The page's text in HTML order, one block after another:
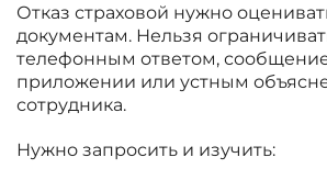
Отказ страховой нужно
документам. Нельзя
телефонным ответом,
приложении или устным
сотрудника.
Нужно запросить и изучить: